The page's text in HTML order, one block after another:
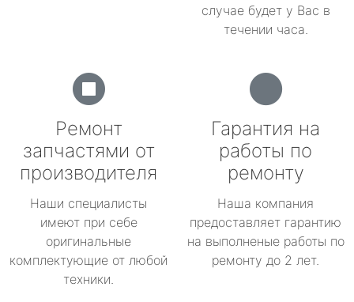
случае будет у Вас в
течении часа.
Ремонт
запчастями от
производителя
Наши специалисты
имеют при себе
оригинальные
комплектующие от любой
техники.
Гарантия на
работы по
ремонту
Наша компания
предоставляет гарантию
на выполненые работы по
ремонту до 2 лет.